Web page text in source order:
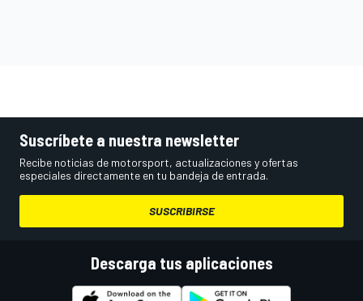
Suscríbete a nuestra newsletter
Recibe noticias de motorsport, actualizaciones y ofertas
especiales directamente en tu bandeja de entrada.
SUSCRIBIRSE
Descarga tus aplicaciones